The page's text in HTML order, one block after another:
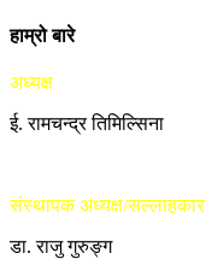
हाम्रो बारे
अध्यक्ष
ई. रामचन्द्र तिमिल्सिना
संस्थापक अध्यक्ष/सल्लाहकार
डा. राजु गुरुङ्ग